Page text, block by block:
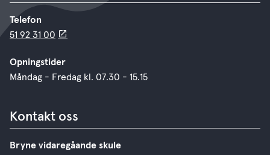
Telefon
51 92 31 00
Opningstider
Måndag - Fredag kl. 07.30 - 15.15
Kontakt oss
Bryne vidaregåande skule